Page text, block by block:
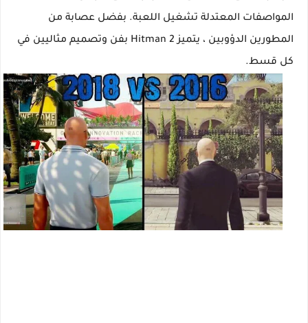
المواصفات المعتدلة تشغيل اللعبة. بفضل عصابة من
المطورين الدؤوبين ، يتميز Hitman 2 بفن وتصميم مثاليين في
كل قسط.